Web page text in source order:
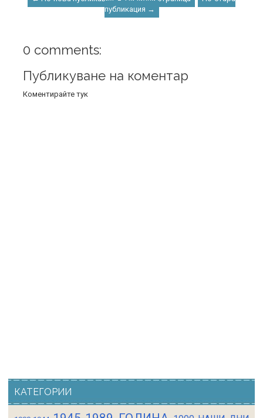
публикация →
0 comments:
Публикуване на коментар
Коментирайте тук
КАТЕГОРИИ